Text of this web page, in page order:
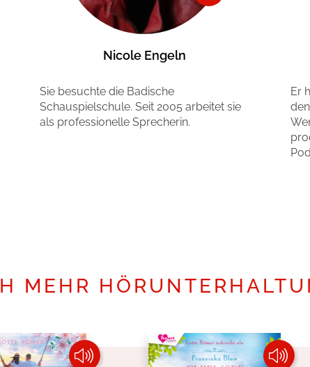
Nicole Engeln
Sie besuchte die Badische
Schauspielschule. Seit 2005 arbeitet sie
als professionelle Sprecherin.
Er
MEHR